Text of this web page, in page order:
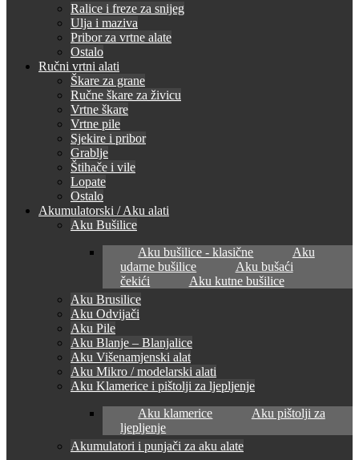
Ralice i freze za snijeg
Ulja i maziva
Pribor za vrtne alate
Ostalo
Ručni vrtni alati
Škare za grane
Ručne škare za živicu
Vrtne škare
Vrtne pile
Sjekire i pribor
Grablje
Štihače i vile
Lopate
Ostalo
Akumulatorski / Aku alati
Aku Bušilice
Aku bušilice - klasične
Aku
udarne bušilice
Aku bušaći
čekići
Aku kutne bušilice
Aku Brusilice
Aku Odvijači
Aku Pile
Aku Blanje – Blanjalice
Aku Višenamjenski alat
Aku Mikro / modelarski alati
Aku Klamerice i pištolji za ljepljenje
Aku klamerice
Aku pištolji za
ljepljenje
Akumulatori i punjači za aku alate